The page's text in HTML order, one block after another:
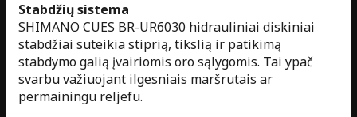
Stabdžių sistema
SHIMANO CUES BR-UR6030 hidrauliniai diskiniai
stabdžiai suteikia stiprią, tikslią ir patikimą
stabdymo galią įvairiomis oro sąlygomis. Tai ypač
svarbu važiuojant ilgesniais maršrutais ar
permainingu reljefu.